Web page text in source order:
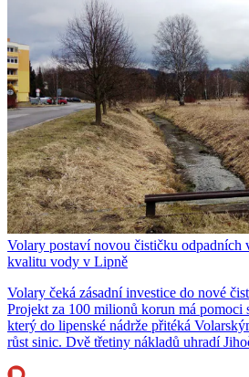
Volary postaví novou čističku odpadních
kvalitu vody v Lipně
Volary čeká zásadní investice do nové
Projekt za 100 milionů korun má pomoci
který do lipenské nádrže přitéká
růst sinic. Dvě třetiny nákladů uhradí